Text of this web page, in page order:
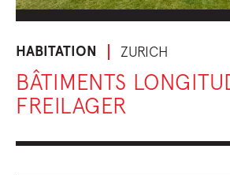
HABITATION ZURICH
BÂTIMENTS
FREILAGER